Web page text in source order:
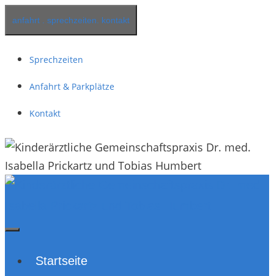
Springe
zum
anfahrt . sprechzeiten. kontakt
Sprechzeiten
Anfahrt & Parkplätze
Kontakt
Startseite